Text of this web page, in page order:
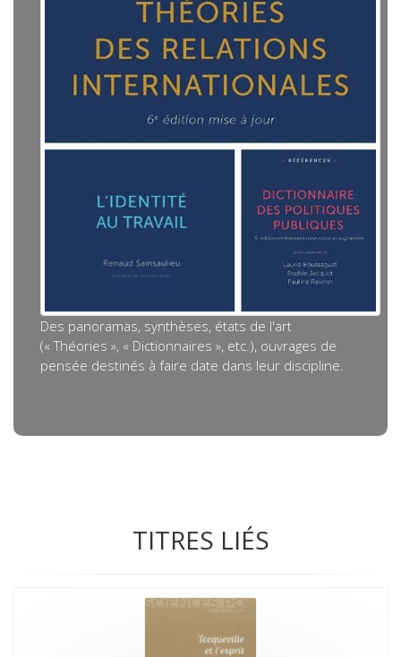
Des panoramas, synthèses, états de l'art
(« Théories », « Dictionnaires », etc.), ouvrages de
pensée destinés à faire date dans leur discipline.
TITRES LIÉS